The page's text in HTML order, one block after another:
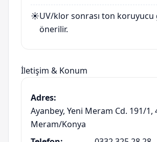
☀️UV/klor sonrası ton koruyucu
önerilir.
İletişim & Konum
Adres:
Ayanbey, Yeni Meram Cd. 191/1,
Meram/Konya